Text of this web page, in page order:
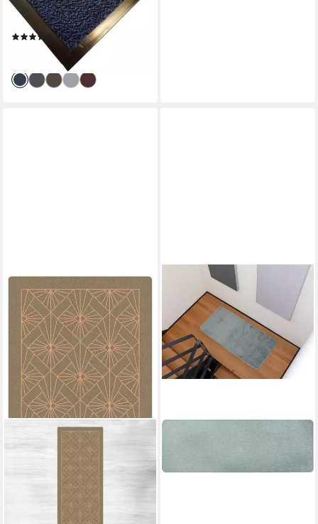
Schmutzfangläufer rundum
verlaufender Rand, rechteckig
(6)
ab 32,46 €
lieferbar - in 2-3 Werktagen bei dir